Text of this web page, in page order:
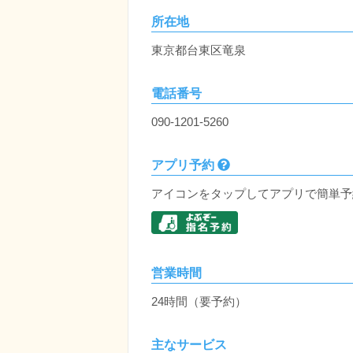
所在地
東京都台東区竜泉
電話番号
090-1201-5260
アプリ予約
アイコンをタップしてアプリで簡単
営業時間
24時間（要予約）
主なサービス